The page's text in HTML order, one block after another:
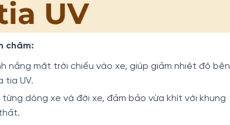
châm:
nắng mặt trời chiếu vào xe, giúp giảm nhiệt độ bên
tia UV.
dòng xe và đời xe, đảm bảo vừa khít với khung